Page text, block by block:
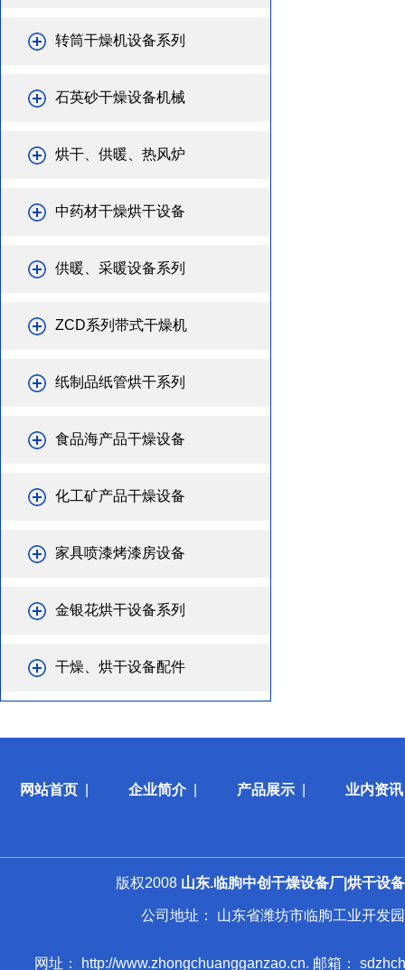
转筒干燥机设备系列
石英砂干燥设备机械
烘干、供暖、热风炉
中药材干燥烘干设备
供暖、采暖设备系列
ZCD系列带式干燥机
纸制品纸管烘干系列
食品海产品干燥设备
化工矿产品干燥设备
家具喷漆烤漆房设备
金银花烘干设备系列
干燥、烘干设备配件
网站首页 企业简介 产品展示 业内资讯
版权2008 山东.临朐中创干燥设备厂|烘干设
公司地址： 山东省潍坊市临朐工业开发
网址： http://www.zhongchuangganzao.cn. 邮箱：